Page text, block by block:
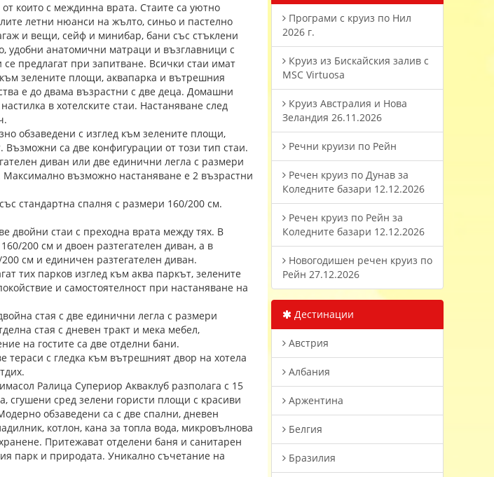
които с междинна врата. Стаите са уютно
летни нюанси на жълто, синьо и пастелно
и вещи, сейф и минибар, бани със стъклени
удобни анатомични матраци и възглавници с
предлагат при запитване. Всички стаи имат
зелените площи, аквапарка и вътрешния
е до двама възрастни с две деца. Домашни
в хотелските стаи. Настаняване след
обзаведени с изглед към зелените площи,
са две конфигурации от този тип стаи.
диван или две единични легла с размери
възможно настаняване е 2 възрастни
стандартна спалня с размери 160/200 см.
двойни стаи с преходна врата между тях. В
200 см и двоен разтегателен диван, а в
см и единичен разтегателен диван.
тих парков изглед към аква паркът, зелените
и самостоятелност при настаняване на
стая с две единични легла с размери
стая с дневен тракт и мека мебел,
на гостите са две отделни бани.
тераси с гледка към вътрешният двор на хотела
Ралица Супериор Акваклуб разполага с 15
сгушени сред зелени гористи площи с красиви
обзаведени са с две спални, дневен
котлон, кана за топла вода, микровълнова
Притежават отделени баня и санитарен
парк и природата. Уникално съчетание на
Програми с круиз по Нил
2026 г.
Круиз из Бискайския залив с
MSC Virtuosa
Круиз Австралия и Нова
Зеландия 26.11.2026
Речни круизи по Рейн
Речен круиз по Дунав за
Коледните базари 12.12.2026
Речен круиз по Рейн за
Коледните базари 12.12.2026
Новогодишен речен круиз по
Рейн 27.12.2026
Дестинации
Австрия
Албания
Аржентина
Белгия
Бразилия